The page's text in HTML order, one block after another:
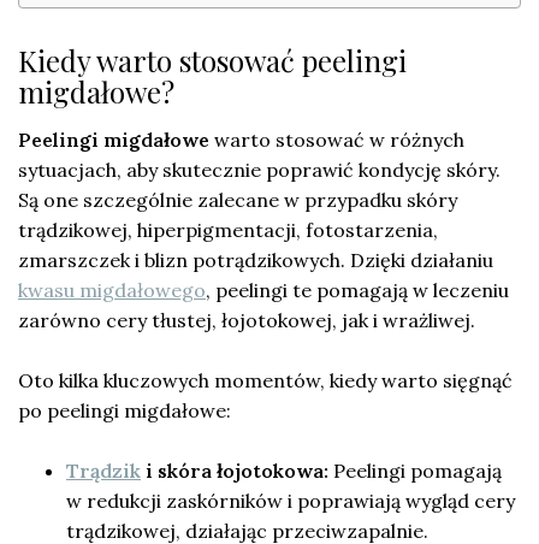
Kiedy warto stosować peelingi
migdałowe?
Peelingi migdałowe warto stosować w różnych
sytuacjach, aby skutecznie poprawić kondycję skóry.
Są one szczególnie zalecane w przypadku skóry
trądzikowej, hiperpigmentacji, fotostarzenia,
zmarszczek i blizn potrądzikowych. Dzięki działaniu
kwasu migdałowego, peelingi te pomagają w leczeniu
zarówno cery tłustej, łojotokowej, jak i wrażliwej.
Oto kilka kluczowych momentów, kiedy warto sięgnąć
po peelingi migdałowe:
Trądzik i skóra łojotokowa: Peelingi pomagają
w redukcji zaskórników i poprawiają wygląd cery
trądzikowej, działając przeciwzapalnie.